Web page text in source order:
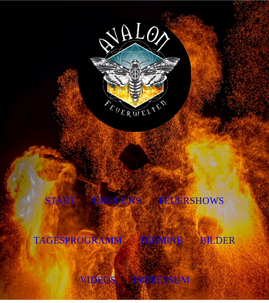
START ÜBER UNS FEUERSHOWS
TAGESPROGRAMM TERMINE BILDER
VIDEOS IMPRESSUM